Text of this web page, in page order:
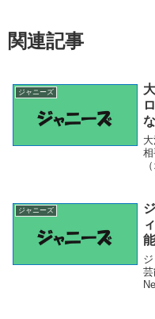
関連記事
ジャニーズ
–
ス
ジャニーズ